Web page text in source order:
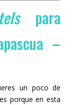
para
–
un poco de
porque en esta